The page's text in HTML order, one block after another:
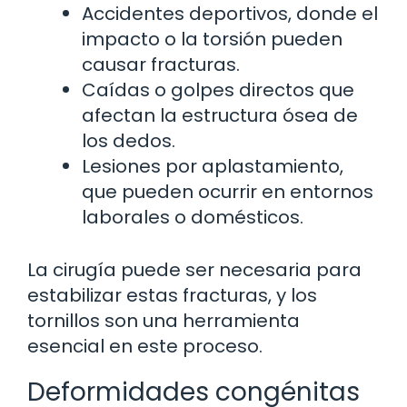
Accidentes deportivos, donde el
impacto o la torsión pueden
causar fracturas.
Caídas o golpes directos que
afectan la estructura ósea de
los dedos.
Lesiones por aplastamiento,
que pueden ocurrir en entornos
laborales o domésticos.
La cirugía puede ser necesaria para
estabilizar estas fracturas, y los
tornillos son una herramienta
esencial en este proceso.
Deformidades congénitas